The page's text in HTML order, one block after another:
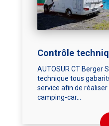
Contrôle
AUTOSUR CT Berger
technique tous
service afin de
camping-car...